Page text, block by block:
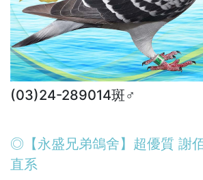
(03)24-289014斑♂︎
◎【永盛兄弟鴿舍】超優質 謝佰
直系